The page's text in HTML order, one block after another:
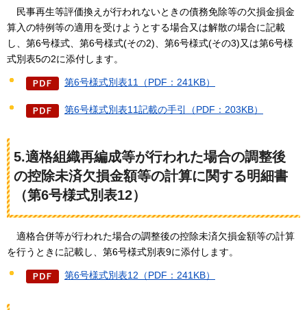
民事再生等評価換えが行われないときの債務免除等の欠損金損金
算入の特例等の適用を受けようとする場合又は解散の場合に記載
し、第6号様式、第6号様式(その2)、第6号様式(その3)又は第6号様
式別表5の2に添付します。
第6号様式別表11（PDF：241KB）
第6号様式別表11記載の手引（PDF：203KB）
5.適格組織再編成等が行われた場合の調整後
の控除未済欠損金額等の計算に関する明細書
（第6号様式別表12）
適格合併等が行われた場合の調整後の控除未済欠損金額等の計算
を行うときに記載し、第6号様式別表9に添付します。
第6号様式別表12（PDF：241KB）